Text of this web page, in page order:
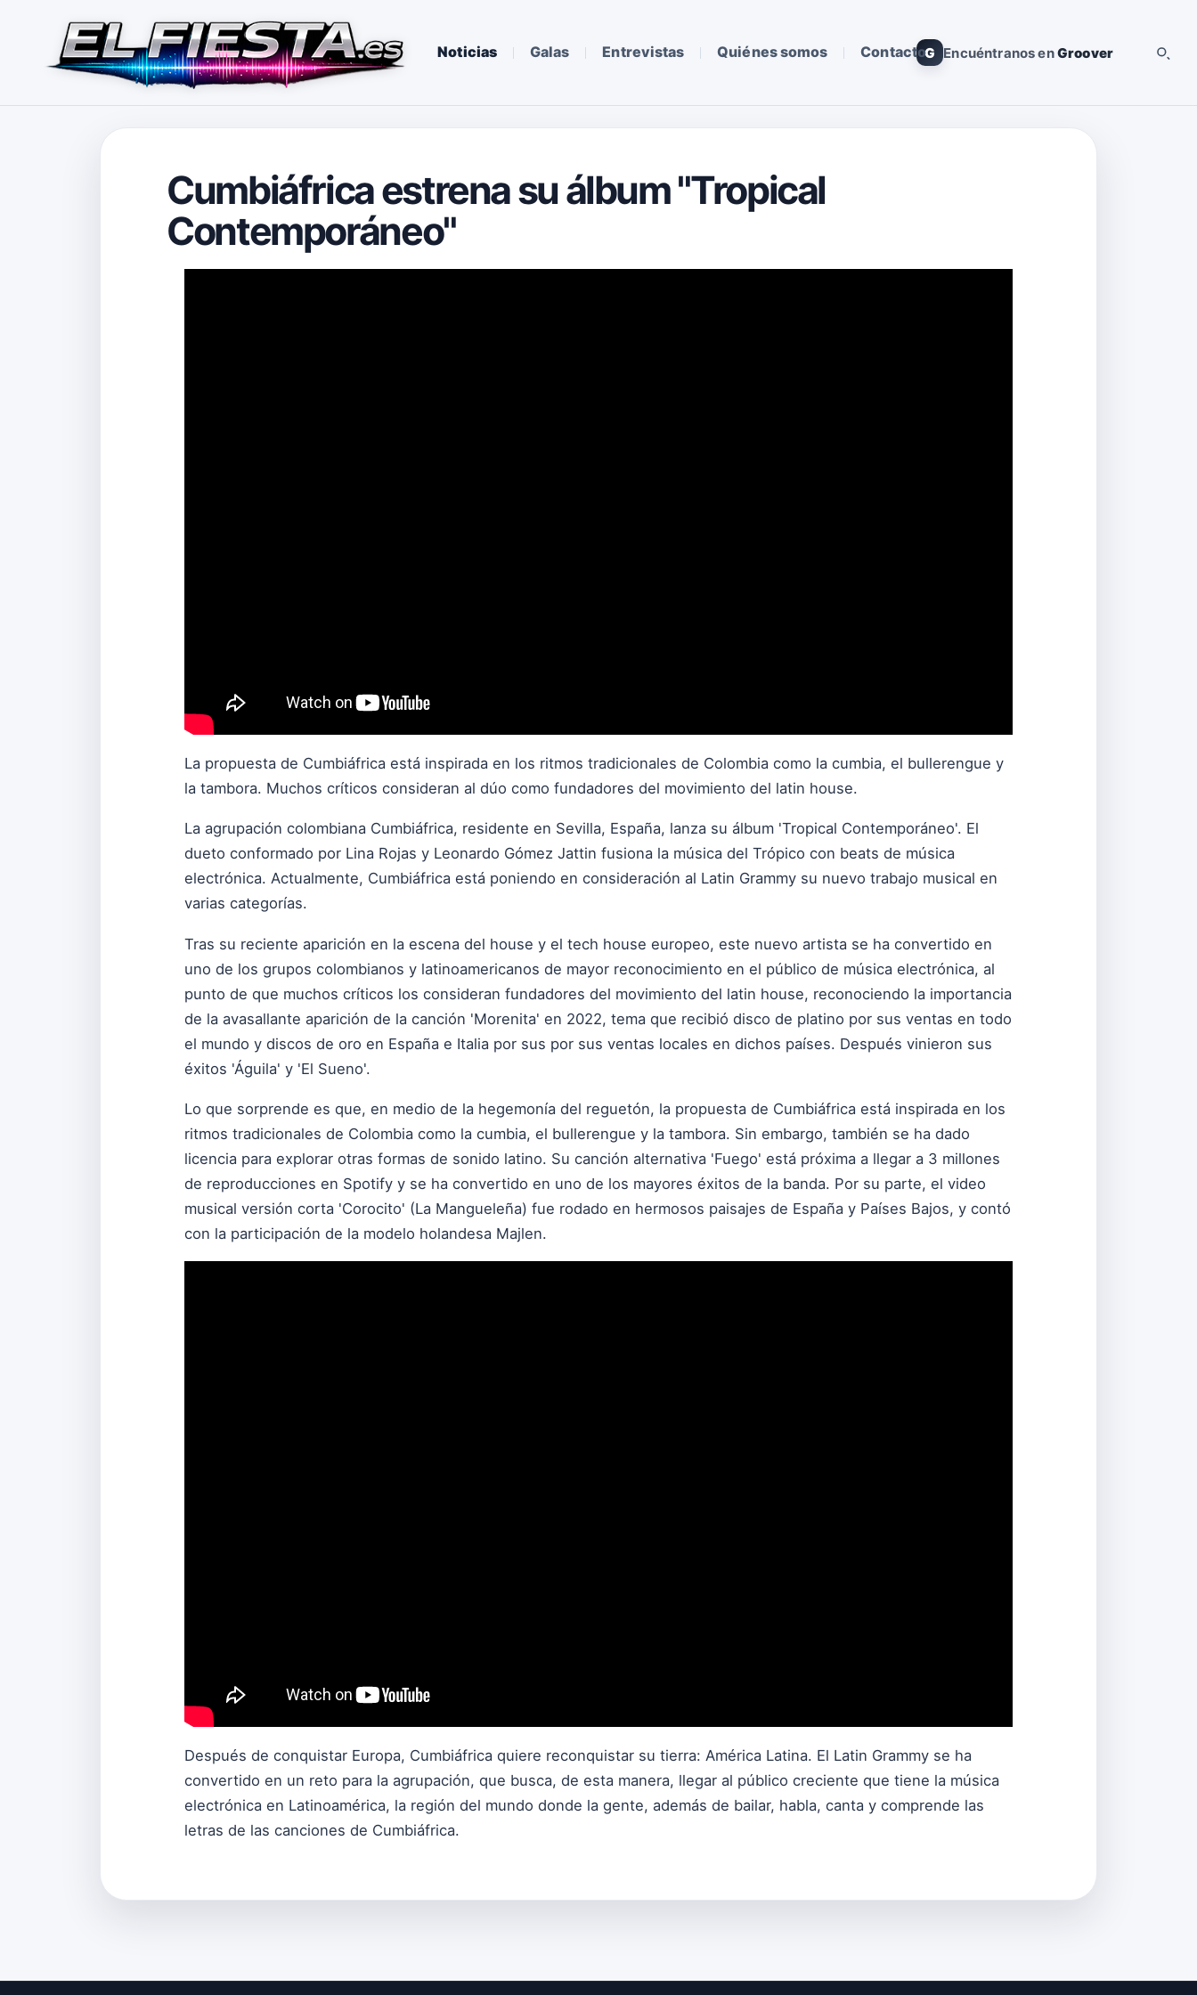
Noticias Galas Entrevistas Quiénes somos ContactoG Encuéntranos enGroover
Cumbiáfrica estrena su álbum "Tropical
Contemporáneo"
La propuesta de Cumbiáfrica está inspirada en los ritmos tradicionales de Colombia como la cumbia, el bullerengue y
la tambora. Muchos críticos consideran al dúo como fundadores del movimiento del latin house.
La agrupación colombiana Cumbiáfrica, residente en Sevilla, España, lanza su álbum 'Tropical Contemporáneo'. El
dueto conformado por Lina Rojas y Leonardo Gómez Jattin fusiona la música del Trópico con beats de música
electrónica. Actualmente, Cumbiáfrica está poniendo en consideración al Latin Grammy su nuevo trabajo musical en
varias categorías.
Tras su reciente aparición en la escena del house y el tech house europeo, este nuevo artista se ha convertido en
uno de los grupos colombianos y latinoamericanos de mayor reconocimiento en el público de música electrónica, al
punto de que muchos críticos los consideran fundadores del movimiento del latin house, reconociendo la importancia
de la avasallante aparición de la canción 'Morenita' en 2022, tema que recibió disco de platino por sus ventas en todo
el mundo y discos de oro en España e Italia por sus por sus ventas locales en dichos países. Después vinieron sus
éxitos 'Águila' y 'El Sueno'.
Lo que sorprende es que, en medio de la hegemonía del reguetón, la propuesta de Cumbiáfrica está inspirada en los
ritmos tradicionales de Colombia como la cumbia, el bullerengue y la tambora. Sin embargo, también se ha dado
licencia para explorar otras formas de sonido latino. Su canción alternativa 'Fuego' está próxima a llegar a 3 millones
de reproducciones en Spotify y se ha convertido en uno de los mayores éxitos de la banda. Por su parte, el video
musical versión corta 'Corocito' (La Mangueleña) fue rodado en hermosos paisajes de España y Países Bajos, y contó
con la participación de la modelo holandesa Majlen.
Después de conquistar Europa, Cumbiáfrica quiere reconquistar su tierra: América Latina. El Latin Grammy se ha
convertido en un reto para la agrupación, que busca, de esta manera, llegar al público creciente que tiene la música
electrónica en Latinoamérica, la región del mundo donde la gente, además de bailar, habla, canta y comprende las
letras de las canciones de Cumbiáfrica.